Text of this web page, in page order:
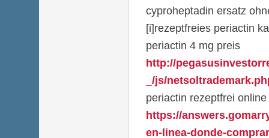
cyproheptadin ersatz
[i]rezeptfreies periactin
periactin 4 mg preis
http://
_/js/
periactin rezeptfrei
https://
en-linea-donde-